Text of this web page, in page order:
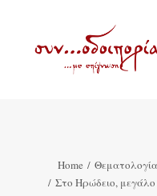
ΘΕΜΑΤΟΛΟΓΙΑ
Home Θεματολογία
Στο Ηρώδειο, μεγάλο